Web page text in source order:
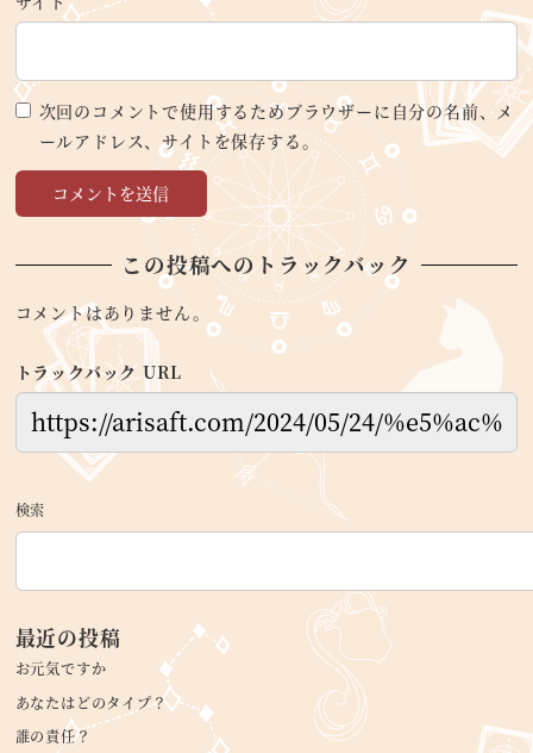
次回のコメントで使用するためブラウザーに自分の名前、メ
ールアドレス、サイトを保存する。
この投稿へのトラックバック
コメントはありません。
トラックバック URL
検索
最近の投稿
お元気ですか
あなたはどのタイプ？
誰の責任？